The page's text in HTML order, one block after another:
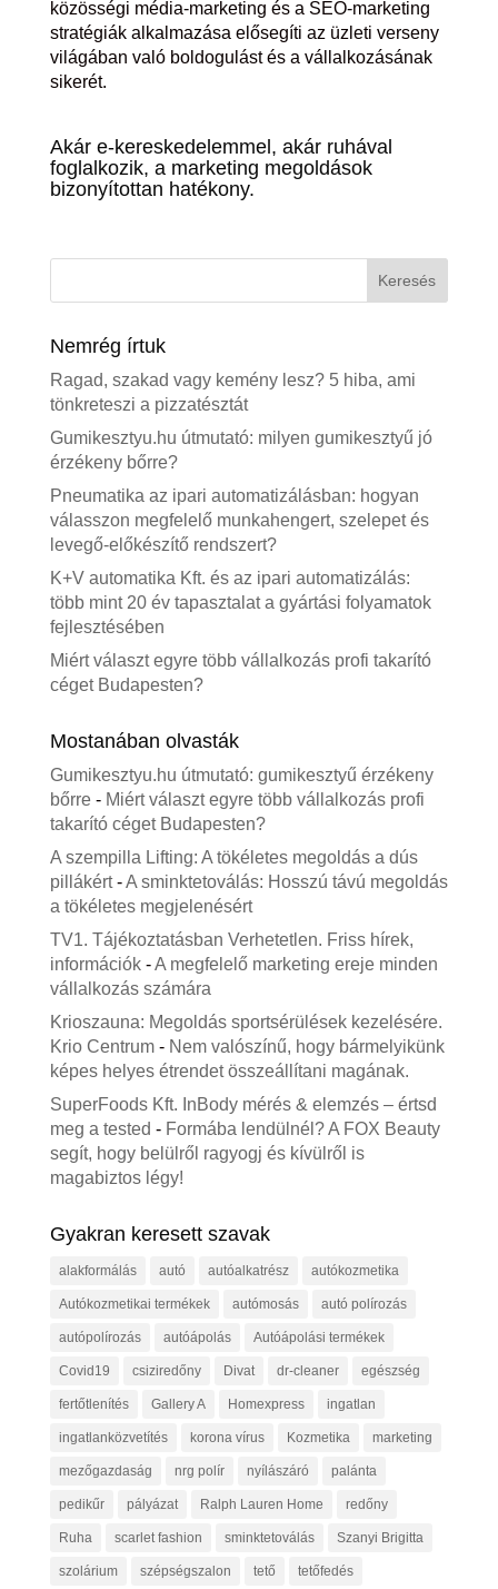
közösségi média-marketing és a SEO-marketing
stratégiák alkalmazása elősegíti az üzleti verseny
világában való boldogulást és a vállalkozásának
sikerét.
Akár e-kereskedelemmel, akár ruhával
foglalkozik, a marketing megoldások
bizonyítottan hatékony.
Nemrég írtuk
Ragad, szakad vagy kemény lesz? 5 hiba, ami
tönkreteszi a pizzatésztát
Gumikesztyu.hu útmutató: milyen gumikesztyű jó
érzékeny bőrre?
Pneumatika az ipari automatizálásban: hogyan
válasszon megfelelő munkahengert, szelepet és
levegő-előkészítő rendszert?
K+V automatika Kft. és az ipari automatizálás:
több mint 20 év tapasztalat a gyártási folyamatok
fejlesztésében
Miért választ egyre több vállalkozás profi takarító
céget Budapesten?
Mostanában olvasták
Gumikesztyu.hu útmutató: gumikesztyű érzékeny
bőrre- Miért választ egyre több vállalkozás profi
takarító céget Budapesten?
A szempilla Lifting: A tökéletes megoldás a dús
pillákért-A sminktetoválás: Hosszú távú megoldás
a tökéletes megjelenésért
TV1. Tájékoztatásban Verhetetlen. Friss hírek,
információk-A megfelelő marketing ereje minden
vállalkozás számára
Krioszauna: Megoldás sportsérülések kezelésére.
Krio Centrum- Nem valószínű, hogy bármelyikünk
képes helyes étrendet összeállítani magának.
SuperFoods Kft. InBody mérés & elemzés – értsd
meg a tested - Formába lendülnél? A FOX Beauty
segít, hogy belülről ragyogj és kívülről is
magabiztos légy!
Gyakran keresett szavak
alakformálás autó autóalkatrész autókozmetika
Autókozmetikai termékek autómosás autó polírozás
autópolírozás autóápolás Autóápolási termékek
Covid19 csiziredőny Divat dr-cleaner egészség
fertőtlenítés Gallery A Homexpress ingatlan
ingatlanközvetítés korona vírus Kozmetika marketing
mezőgazdaság nrg polír nyílászáró palánta
pedikűr pályázat Ralph Lauren Home redőny
Ruha scarlet fashion sminktetoválás Szanyi Brigitta
szolárium szépségszalon tető tetőfedés